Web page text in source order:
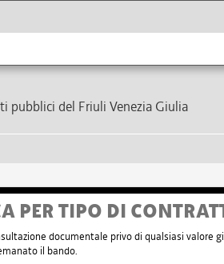
pubblici del Friuli Venezia Giulia
PER TIPO DI
documentale privo di qualsiasi valore
il bando.